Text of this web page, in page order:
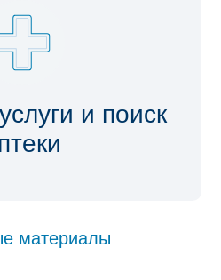
и поиск
материалы